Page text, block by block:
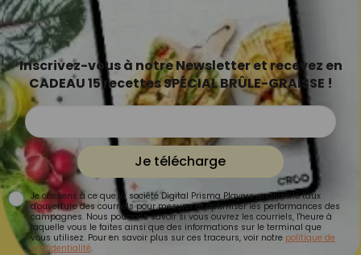
Inscrivez-vous à notre Newsletter et recevez en
CADEAU 15 recettes SPÉCIAL BRÛLE-GRAISSE !
Je télécharge
Je consens à ce que la société Digital Prisma Players analyse le taux
d'ouverture des courriels pour mesurer et optimiser les performances des
campagnes. Nous pourrons savoir si vous ouvrez les courriels, l'heure à
laquelle vous le faites ainsi que des informations sur le terminal que
vous utilisez. Pour en savoir plus sur ces traceurs, voir notre politique de
confidentialité.